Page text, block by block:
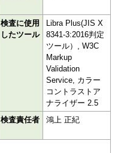
検査に使用
したツール
Libra Plus(JIS X
8341-3:2016判定
ツール）, W3C
Markup
Validation
Service, カラー
コントラストア
ナライザー 2.5
検査責任者 鴻上 正紀